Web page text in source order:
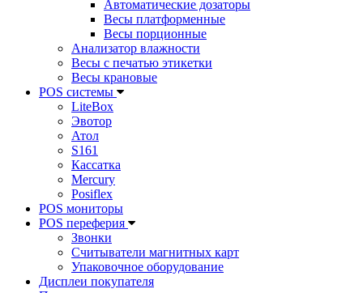
Автоматические дозаторы
Весы платформенные
Весы порционные
Анализатор влажности
Весы с печатью этикетки
Весы крановые
POS системы
LiteBox
Эвотор
Атол
S161
Кассатка
Mercury
Posiflex
POS мониторы
POS переферия
Звонки
Считыватели магнитных карт
Упаковочное оборудование
Дисплеи покупателя